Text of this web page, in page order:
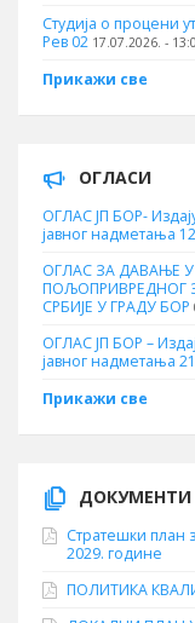
Студија о процени
Рев 02 17.07.2026. -
Прикажи све
ОГЛАСИ
ОГЛАС ЈП БОР-
јавног надметања
ОГЛАС ЗА ДАВАЊЕ
ПОЉОПРИВРЕДНОГ
СРБИЈЕ У ГРАДУ БОР
ОГЛАС ЈП БОР –
јавног надметања
Прикажи све
ДОКУМЕНТИ
Стратешки план
2029. године
ПОЛИТИКА